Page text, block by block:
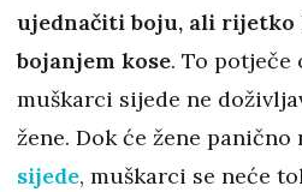
ujednačiti boju, ali rijetko
bojanjem kose. To potječe
muškarci sijede ne
žene. Dok će žene
sijede, muškarci se neće